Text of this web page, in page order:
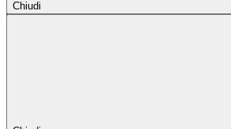
Chiudi